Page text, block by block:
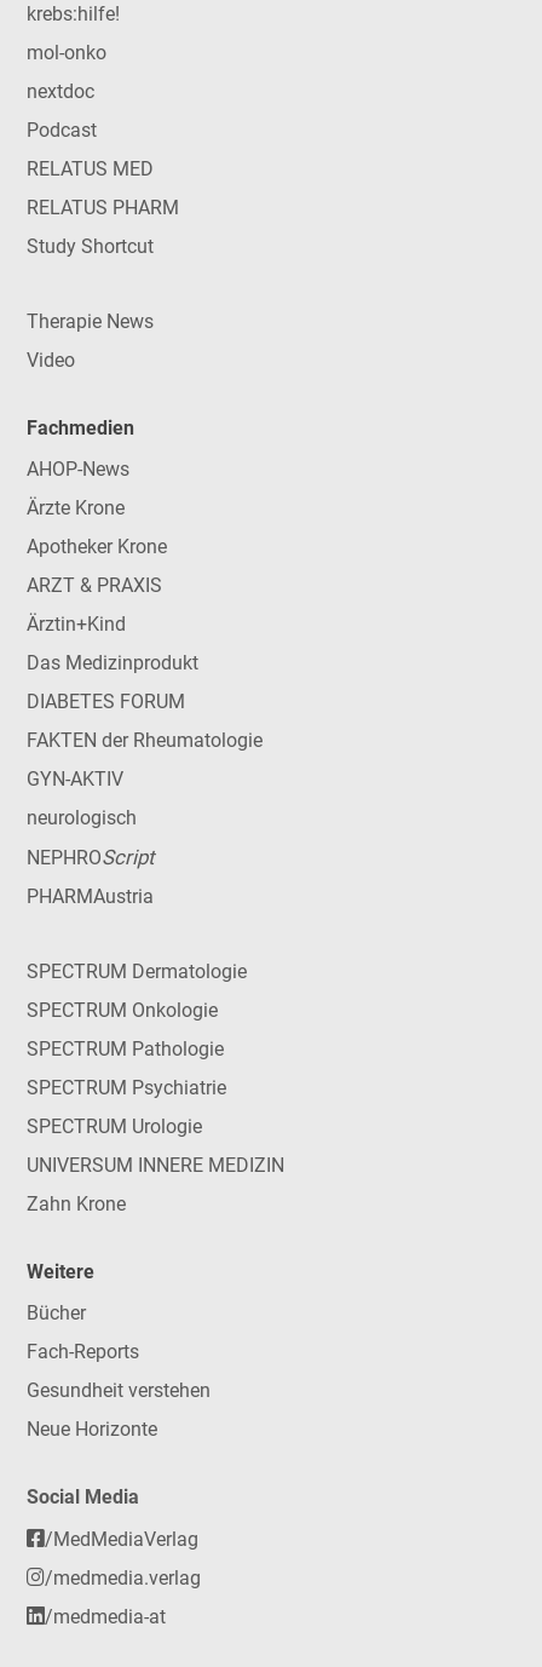
krebs:hilfe!
mol-onko
nextdoc
Podcast
RELATUS MED
RELATUS PHARM
Study Shortcut
Therapie News
Video
Fachmedien
AHOP-News
Ärzte Krone
Apotheker Krone
ARZT & PRAXIS
Ärztin+Kind
Das Medizinprodukt
DIABETES FORUM
FAKTEN der Rheumatologie
GYN-AKTIV
neurologisch
NEPHROScript
PHARMAustria
SPECTRUM Dermatologie
SPECTRUM Onkologie
SPECTRUM Pathologie
SPECTRUM Psychiatrie
SPECTRUM Urologie
UNIVERSUM INNERE MEDIZIN
Zahn Krone
Weitere
Bücher
Fach-Reports
Gesundheit verstehen
Neue Horizonte
Social Media
/MedMediaVerlag
/medmedia.verlag
/medmedia-at